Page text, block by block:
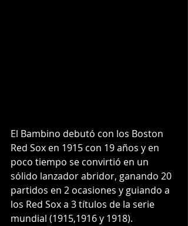
El Bambino debutó con los Boston
Red Sox en 1915 con 19 años y en
poco tiempo se convirtió en un
sólido lanzador abridor, ganando 20
partidos en 2 ocasiones y guiando a
los Red Sox a 3 títulos de la serie
mundial (1915,1916 y 1918).